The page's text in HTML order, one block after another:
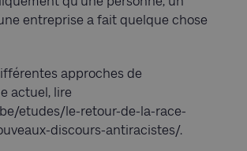
entreprise a fait quelque chose
approches de
actuel, lire
etudes/le-retour-de-la-race-
discours-antiracistes/.